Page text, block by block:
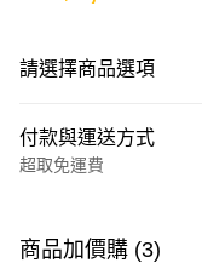
請選擇商品選項
付款與運送方式
超取免運費
信用卡一次付款
商品加價購 (3)